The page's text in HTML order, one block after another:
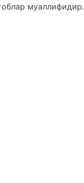
муаллифидир.